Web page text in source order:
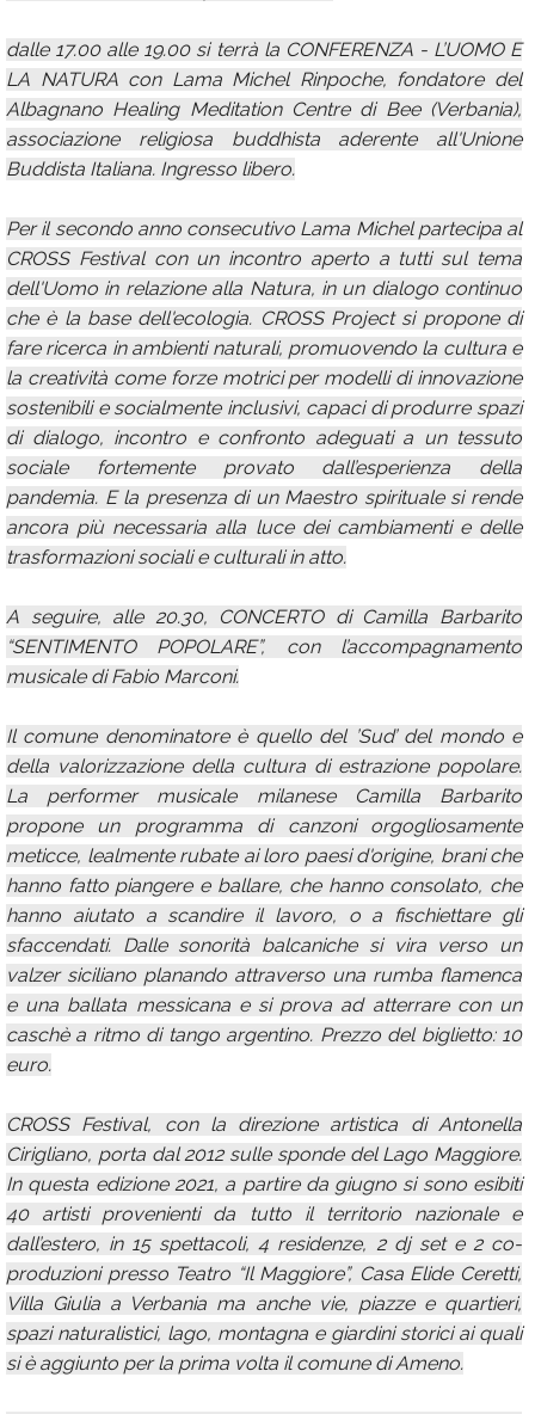
dalle 17.00 alle 19.00 si terrà la CONFERENZA - L’UOMO E
LA NATURA con Lama Michel Rinpoche, fondatore del
Albagnano Healing Meditation Centre di Bee (Verbania),
associazione religiosa buddhista aderente all'Unione
Buddista Italiana. Ingresso libero.
Per il secondo anno consecutivo Lama Michel partecipa al
CROSS Festival con un incontro aperto a tutti sul tema
dell'Uomo in relazione alla Natura, in un dialogo continuo
che è la base dell'ecologia. CROSS Project si propone di
fare ricerca in ambienti naturali, promuovendo la cultura e
la creatività come forze motrici per modelli di innovazione
sostenibili e socialmente inclusivi, capaci di produrre spazi
di dialogo, incontro e confronto adeguati a un tessuto
sociale fortemente provato dall’esperienza della
pandemia. E la presenza di un Maestro spirituale si rende
ancora più necessaria alla luce dei cambiamenti e delle
trasformazioni sociali e culturali in atto.
A seguire, alle 20.30, CONCERTO di Camilla Barbarito
“SENTIMENTO POPOLARE”, con l’accompagnamento
musicale di Fabio Marconi.
Il comune denominatore è quello del ’Sud’ del mondo e
della valorizzazione della cultura di estrazione popolare.
La performer musicale milanese Camilla Barbarito
propone un programma di canzoni orgogliosamente
meticce, lealmente rubate ai loro paesi d'origine, brani che
hanno fatto piangere e ballare, che hanno consolato, che
hanno aiutato a scandire il lavoro, o a fischiettare gli
sfaccendati. Dalle sonorità balcaniche si vira verso un
valzer siciliano planando attraverso una rumba flamenca
e una ballata messicana e si prova ad atterrare con un
caschè a ritmo di tango argentino. Prezzo del biglietto: 10
euro.
CROSS Festival, con la direzione artistica di Antonella
Cirigliano, porta dal 2012 sulle sponde del Lago Maggiore.
In questa edizione 2021, a partire da giugno si sono esibiti
40 artisti provenienti da tutto il territorio nazionale e
dall’estero, in 15 spettacoli, 4 residenze, 2 dj set e 2 co-
produzioni presso Teatro “Il Maggiore”, Casa Elide Ceretti,
Villa Giulia a Verbania ma anche vie, piazze e quartieri,
spazi naturalistici, lago, montagna e giardini storici ai quali
si è aggiunto per la prima volta il comune di Ameno.